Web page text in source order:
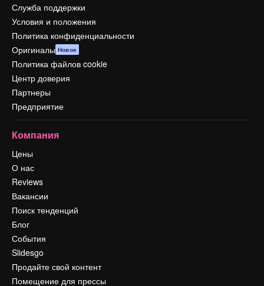
Служба поддержки
Условия и положения
Политика конфиденциальности
Оригиналы Новое
Политика файлов cookie
Центр доверия
Партнеры
Предприятие
Компания
Цены
О нас
Reviews
Вакансии
Поиск тенденций
Блог
События
Slidesgo
Продайте свой контент
Помещение для прессы